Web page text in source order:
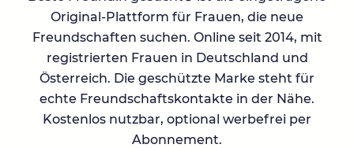
Original-Plattform für Frauen, die neue
Freundschaften suchen. Online seit 2014, mit
registrierten Frauen in Deutschland und
Österreich. Die geschützte Marke steht für
echte Freundschaftskontakte in der Nähe.
Kostenlos nutzbar, optional werbefrei per
Abonnement.